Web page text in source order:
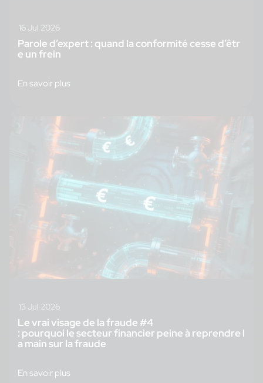
16 Jul 2026
Parole d’expert : quand la conformité cesse d’êtr
e un frein
En savoir plus
13 Jul 2026
Le vrai visage de la fraude #4
: pourquoi le secteur financier peine à reprendre l
a main sur la fraude
En savoir plus